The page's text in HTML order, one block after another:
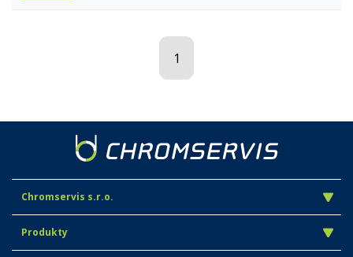
1
Chromservis s.r.o.
Produkty